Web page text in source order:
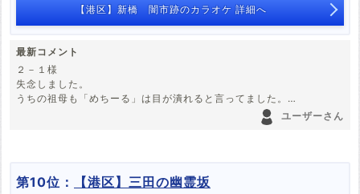
【港区】新橋 闇市跡のカラオケ 詳細へ
最新コメント
２－１様
失念しました。
うちの祖母も「めちーる」は目が潰れると言ってました。
闇市に行くと、度数が書いた一升瓶がおいてあり、銘柄はなし。
飲んでどうなるかは自己責任だったそうな そんなにしてのみたいも
ユーザーさん
第10位： 【港区】三田の幽霊坂